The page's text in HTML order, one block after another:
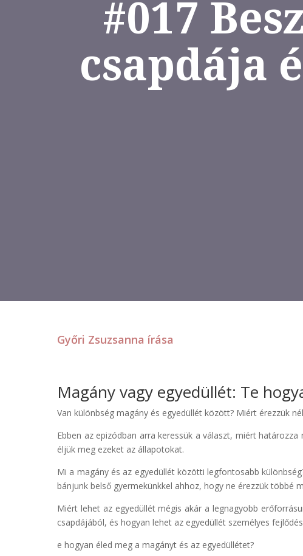
#017
csapdája
Győri Zsuzsanna írása
Magány vagy egyedüllét: Te
Van különbség magány és egyedüllét között? Miért érezzük
Ebben az epizódban arra keressük a választ, miért
éljük meg ezeket az állapotokat.
Mi a magány és az egyedüllét közötti legfontosabb
bánjunk belső gyermekünkkel ahhoz, hogy ne érezzük többé
Miért lehet az egyedüllét mégis akár a legnagyobb
csapdájából, és hogyan lehet az egyedüllét személyes
e hogyan éled meg a magányt és az egyedüllétet?